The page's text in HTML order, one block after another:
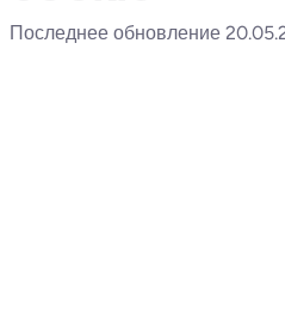
Последнее обновление